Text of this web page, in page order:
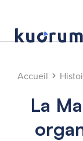
Accueil
La